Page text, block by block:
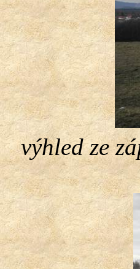
výhled ze